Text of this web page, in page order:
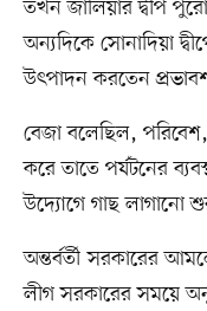
তখন জালিয়ার দ্বীপ
অন্যদিকে সোনাদিয়া
উৎপাদন করতেন
বেজা বলেছিল, পরিবেশ,
করে তাতে পর্যটনের
উদ্যোগে গাছ লাগানো
অন্তর্বর্তী সরকারের
লীগ সরকারের সময়ে